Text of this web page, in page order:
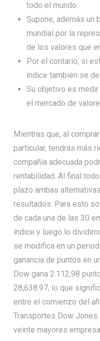
todo el mundo.
Supone, además un
mundial por la
de los valores que
Por el contario, si
índice también se
Su objetivo es
el mercado de
Mientras que, al
particular, tendrás más
compañía adecuada
rentabilidad. Al final
plazo ambas
resultados. Para esto
de cada una de las 30
índice y luego lo
se modifica en un
ganancia de puntos en
Dow gana 2.112,98
28,638.97, lo que
entre el comienzo del
Transportes Dow Jones
veinte mayores